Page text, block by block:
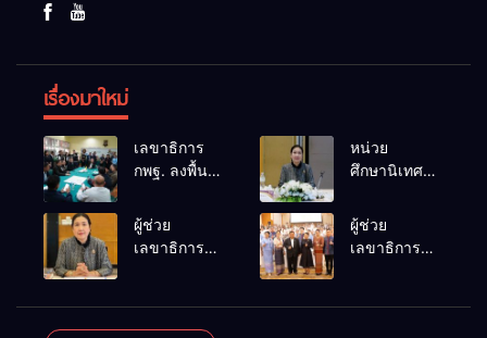
เรื่องมาใหม่
เลขาธิการ
กพฐ. ลงพื้นที่
เทพศิรินทร์
นนทบุรี
พร้อมเร่ง
เยียวยาฟื้นฟูผู้
หน่วย
ศึกษานิเทศก์
ขับเคลื่อน
คุณภาพการ
ลุ่มนิเทศฯ
ผู้ช่วย
เลขาธิการ
ผู้ช่วย
เลขาธิการ